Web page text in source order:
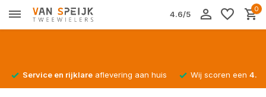
4.6/5
0
Service en rijklare aflevering aan huis Wij scoren een